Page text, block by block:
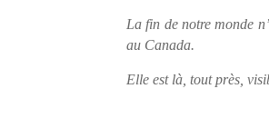
La fin de notre monde
au Canada.
Elle est là, tout près,